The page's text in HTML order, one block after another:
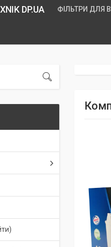
DP.UA ФІЛЬТРИ ДЛЯ